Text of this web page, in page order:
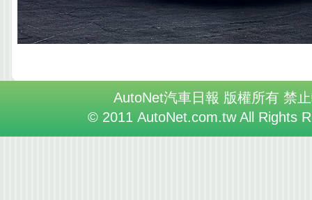
AutoNet汽車日報 版權所有 禁
© 2011 AutoNet.com.tw All Rights